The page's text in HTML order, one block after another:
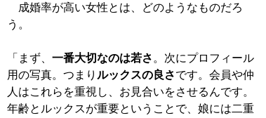
成婚率が高い女性とは、どのようなものだろ
う。
「まず、 一番大切なのは若さ 。次にプロフィール
用の写真。つまり ルックスの良さです。会員や仲
人はこれらを重視し、お見合いをさせるんです。
年齢とルックスが重要ということで、娘には二重